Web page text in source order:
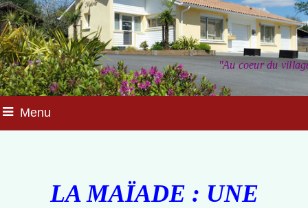
"Au coeur du
Menu
LA MAÏADE : UNE